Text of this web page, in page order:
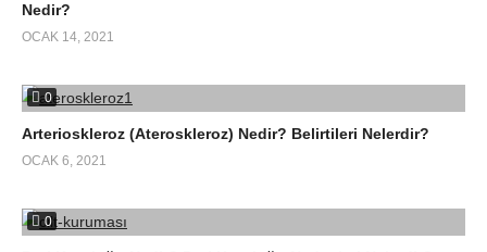
Nedir?
OCAK 14, 2021
0
Arterioskleroz (Ateroskleroz) Nedir? Belirtileri Nelerdir?
OCAK 6, 2021
0